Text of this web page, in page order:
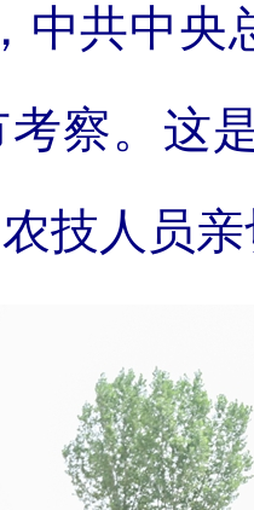
中共中
察。这
技人员